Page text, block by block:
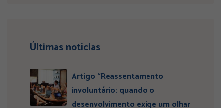
Últimas notícias
Artigo “Reassentamento
involuntário: quando o
desenvolvimento exige um olhar